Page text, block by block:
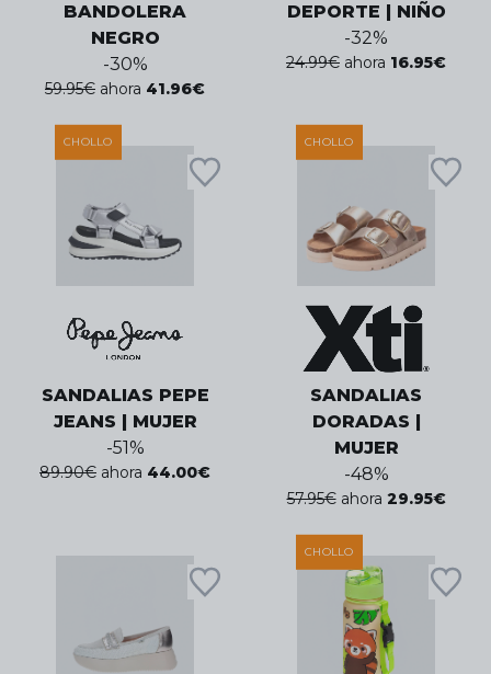
BANDOLERA
NEGRO
-30%
59.95€ ahora 41.96€
DEPORTE | NIÑO
-32%
24.99€ ahora 16.95€
CHOLLO
SANDALIAS PEPE
JEANS | MUJER
-51%
89.90€ ahora 44.00€
CHOLLO
SANDALIAS
DORADAS |
MUJER
-48%
57.95€ ahora 29.95€
CHOLLO